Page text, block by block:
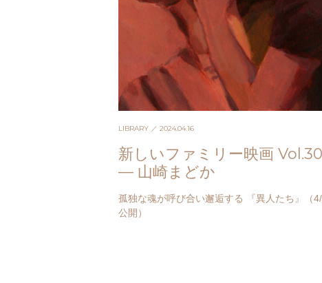
LIBRARY ／ 2024.04.16
新しいファミリー映画 Vol.30
— 山崎まどか
孤独な魂が呼び合い邂逅する 『異人たち』（
公開）